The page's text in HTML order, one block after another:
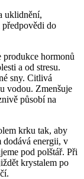
uklidnění,
předpovědi do
produkce hormonů
a od stresu.
sny. Citlivá
vodou. Zmenšuje
působí na
krku tak, aby
energii, v
pod polštář. Při
krystalem po